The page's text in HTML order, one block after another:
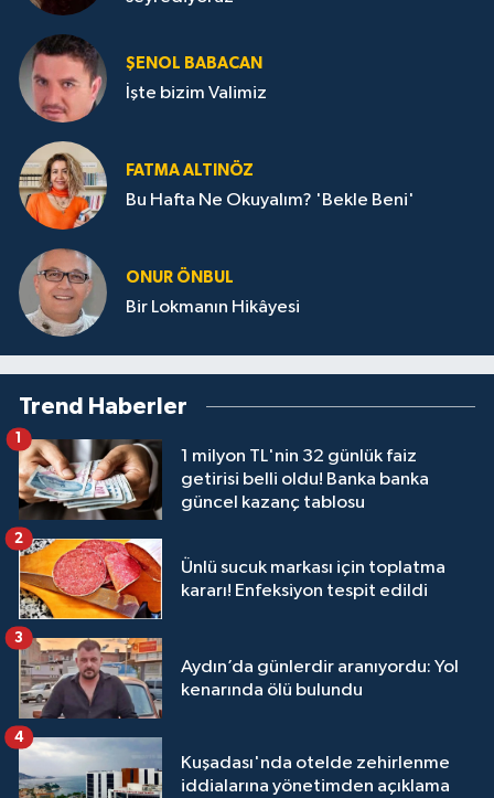
ŞENOL BABACAN
İşte bizim Valimiz
FATMA ALTINÖZ
Bu Hafta Ne Okuyalım? 'Bekle Beni'
ONUR ÖNBUL
Bir Lokmanın Hikâyesi
Trend Haberler
1 milyon TL'nin 32 günlük faiz
getirisi belli oldu! Banka banka
güncel kazanç tablosu
1
Ünlü sucuk markası için toplatma
kararı! Enfeksiyon tespit edildi
2
Aydın’da günlerdir aranıyordu: Yol
kenarında ölü bulundu
3
Kuşadası'nda otelde zehirlenme
iddialarına yönetimden açıklama
4